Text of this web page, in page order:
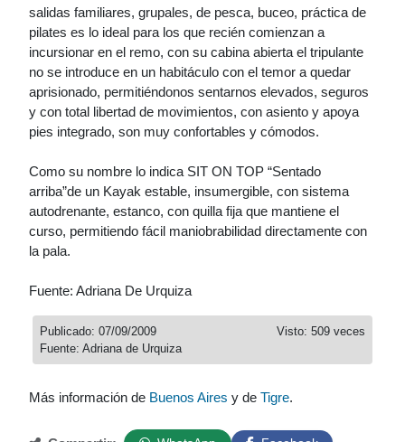
salidas familiares, grupales, de pesca, buceo, práctica de
pilates es lo ideal para los que recién comienzan a
incursionar en el remo, con su cabina abierta el tripulante
no se introduce en un habitáculo con el temor a quedar
aprisionado, permitiéndonos sentarnos elevados, seguros
y con total libertad de movimientos, con asiento y apoya
pies integrado, son muy confortables y cómodos.
Como su nombre lo indica SIT ON TOP “Sentado
arriba”de un Kayak estable, insumergible, con sistema
autodrenante, estanco, con quilla fija que mantiene el
curso, permitiendo fácil maniobrabilidad directamente con
la pala.
Fuente: Adriana De Urquiza
Visto: 509 veces
Publicado: 07/09/2009
Fuente: Adriana de Urquiza
Más información de Buenos Aires y de Tigre.